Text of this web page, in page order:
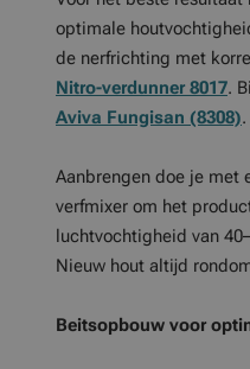
optimale
de nerfrichting met
Nitro-verdunner 8017.
Aviva Fungisan (8308).
Aanbrengen doe je met
verfmixer om het
luchtvochtigheid van
Nieuw hout altijd
Beitsopbouw voor